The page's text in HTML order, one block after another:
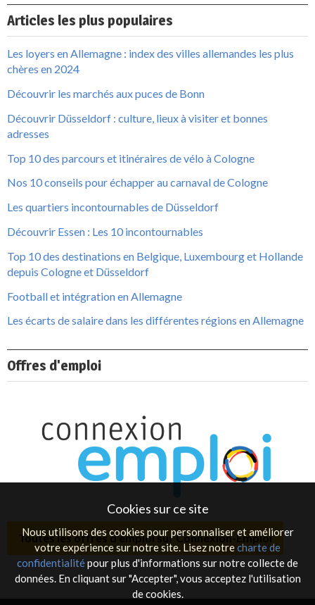
Articles les plus populaires
Les loyers en Allemagne : index des villes allemandes les plus
chères en 2024
Découvrir les marchés aux puces de Bonn
Découvrir Düsseldorf : culture, lieux à visiter et bonnes
adresses
Top 10 des parcours et itinéraires de vélo à Cologne
Nos 10 conseils pour échapper au carnaval de Cologne
Les quartiers incontournables de Düsseldorf
Découvrir Essen : Les 10 incontournables
Top 10 des destinations en Belgique, Luxembourg et Hollande
depuis Cologne et Düsseldorf
Football et intégration en Allemagne
Les écarts de salaire dans les différentes régions en Allemagne
Offres d'emploi
Toutes les offres d'emploi sur Connexion-Emploi
Cookies sur ce site
Nous utilisons des cookies pour personnaliser et améliorer
votre expérience sur notre site. Lisez notrecharte de
confidentialitépour plus d'informations sur notre collecte de
données. En cliquant sur "Accepter", vous acceptez l'utilisation
de cookies.